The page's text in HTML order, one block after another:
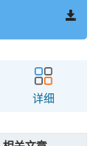
详细